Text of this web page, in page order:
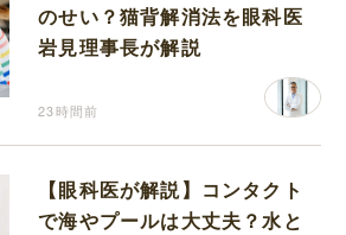
のせい？猫背解消法を眼科医
岩見理事長が解説
23時間前
【眼科医が解説】コンタクト
で海やプールは大丈夫？水と